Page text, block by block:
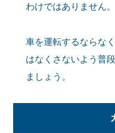
わけではありません。
車を運転するならな
はなくさないよう普
ましょう。